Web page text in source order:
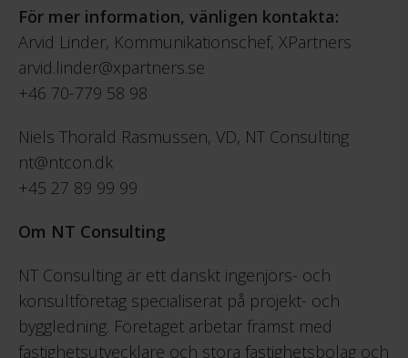
För mer information, vänligen kontakta:
Arvid Linder, Kommunikationschef, XPartners
arvid.linder@xpartners.se
+46 70-779 58 98
Niels Thorald Rasmussen, VD, NT Consulting
nt@ntcon.dk
+45 27 89 99 99
Om NT Consulting
NT Consulting är ett danskt ingenjörs- och
konsultföretag specialiserat på projekt- och
byggledning. Företaget arbetar främst med
fastighetsutvecklare och stora fastighetsbolag och